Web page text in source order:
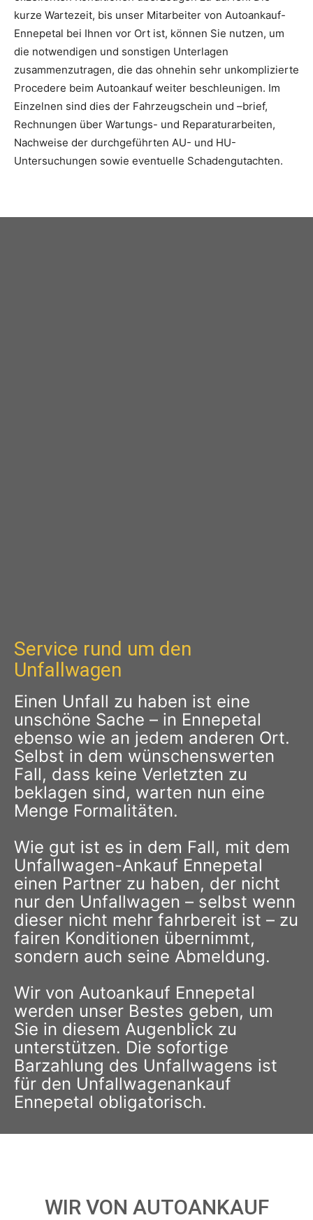
kurze Wartezeit, bis unser Mitarbeiter von Autoankauf-
Ennepetal bei Ihnen vor Ort ist, können Sie nutzen, um
die notwendigen und sonstigen Unterlagen
zusammenzutragen, die das ohnehin sehr unkomplizierte
Procedere beim Autoankauf weiter beschleunigen. Im
Einzelnen sind dies der Fahrzeugschein und –brief,
Rechnungen über Wartungs- und Reparaturarbeiten,
Nachweise der durchgeführten AU- und HU-
Untersuchungen sowie eventuelle Schadengutachten.
Service rund um den
Unfallwagen
Einen Unfall zu haben ist eine
unschöne Sache – in Ennepetal
ebenso wie an jedem anderen Ort.
Selbst in dem wünschenswerten
Fall, dass keine Verletzten zu
beklagen sind, warten nun eine
Menge Formalitäten.
Wie gut ist es in dem Fall, mit dem
Unfallwagen-Ankauf Ennepetal
einen Partner zu haben, der nicht
nur den Unfallwagen – selbst wenn
dieser nicht mehr fahrbereit ist – zu
fairen Konditionen übernimmt,
sondern auch seine Abmeldung.
Wir von Autoankauf Ennepetal
werden unser Bestes geben, um
Sie in diesem Augenblick zu
unterstützen. Die sofortige
Barzahlung des Unfallwagens ist
für den Unfallwagenankauf
Ennepetal obligatorisch.
WIR VON AUTOANKAUF